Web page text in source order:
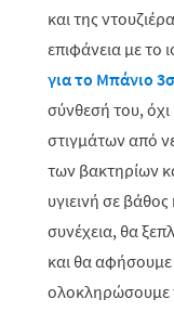
και της
επιφάνεια με το
για το Μπάνιο
σύνθεσή του,
στιγμάτων από
των βακτηρίων
υγιεινή σε
συνέχεια, θα
και θα
ολοκληρώσουμε